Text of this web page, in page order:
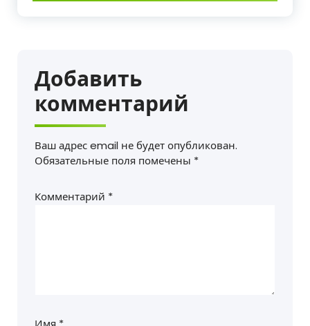
Добавить
комментарий
Ваш адрес email не будет опубликован.
Обязательные поля помечены *
Комментарий *